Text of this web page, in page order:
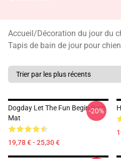
Accueil/Décoration du jour du
Tapis de bain de jour pour
Dogday Let The Fun Begin Bath
Mat
19,78 € - 25,30 €
-20%